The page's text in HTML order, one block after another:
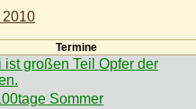
2010
Termine
ist großen Teil Opfer der
Sommer